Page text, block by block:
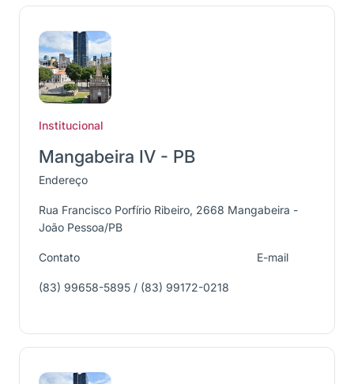
Institucional
Mangabeira IV - PB
Endereço
Rua Francisco Porfírio Ribeiro, 2668 Mangabeira -
João Pessoa/PB
Contato
(83) 99658-5895 / (83) 99172-0218
E-mail